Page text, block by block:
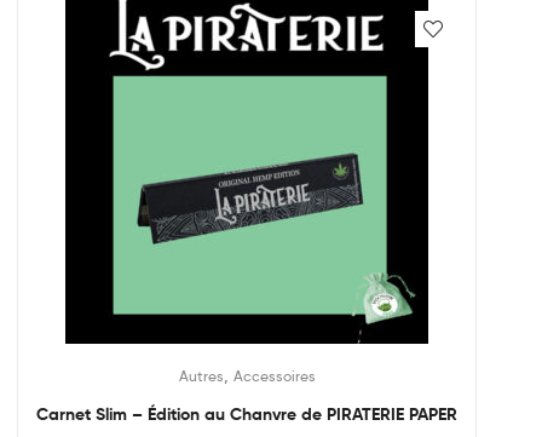
Autres Accessoires
Carnet Slim – Édition au Chanvre de PIRATERIE PAPER